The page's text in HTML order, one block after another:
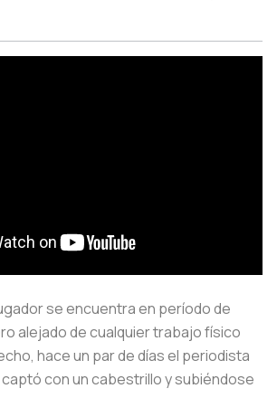
se encuentra en período de
alejado de cualquier trabajo físico
hace un par de días el periodista
con un cabestrillo y subiéndose